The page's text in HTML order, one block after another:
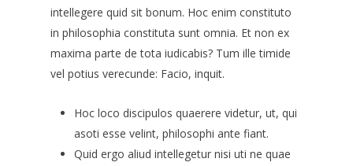
intellegere quid sit bonum. Hoc enim constituto
in philosophia constituta sunt omnia. Et non ex
maxima parte de tota iudicabis? Tum ille timide
vel potius verecunde: Facio, inquit.
Hoc loco discipulos quaerere videtur, ut, qui
asoti esse velint, philosophi ante fiant.
Quid ergo aliud intellegetur nisi uti ne quae